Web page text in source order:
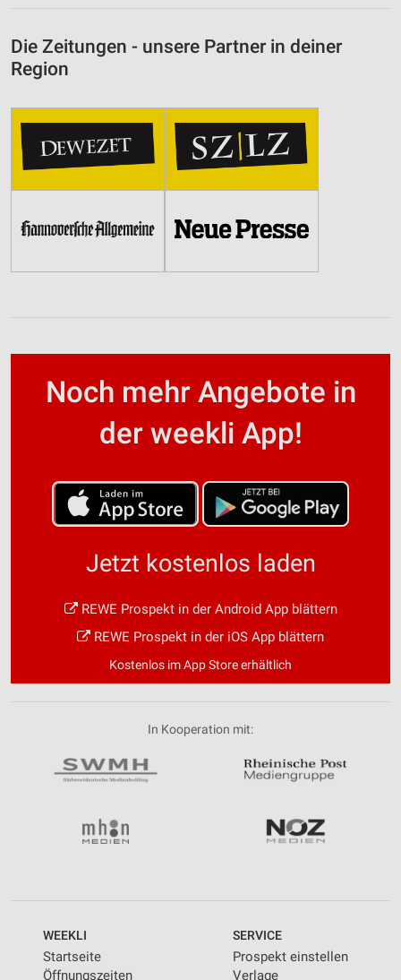
Die Zeitungen - unsere Partner in deiner
Region
Noch mehr Angebote in
der weekli App!
Jetzt kostenlos laden
REWE Prospekt in der Android App blättern
REWE Prospekt in der iOS App blättern
Kostenlos im App Store erhältlich
In Kooperation mit:
WEEKLI
Startseite
Öffnungszeiten
SERVICE
Prospekt einstellen
Verlage